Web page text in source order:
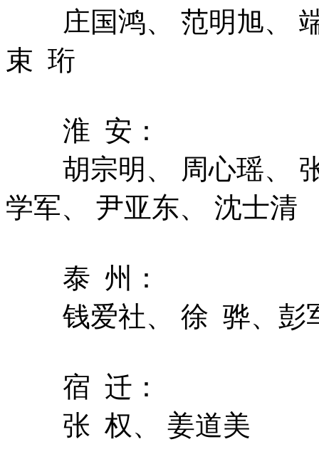
庄国鸿、 范明旭、
束 珩
淮 安：
胡宗明、 周心瑶、
学军、 尹亚东、 沈士清
泰 州：
钱爱社、 徐 骅、彭
宿 迁：
张 权、 姜道美